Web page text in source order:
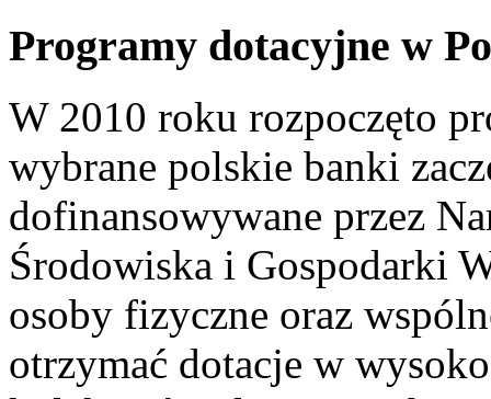
Programy dotacyjne w
W 2010 roku rozpoczęto
wybrane polskie banki
dofinansowywane przez
Środowiska i Gospodarki
osoby fizyczne oraz
otrzymać dotacje w